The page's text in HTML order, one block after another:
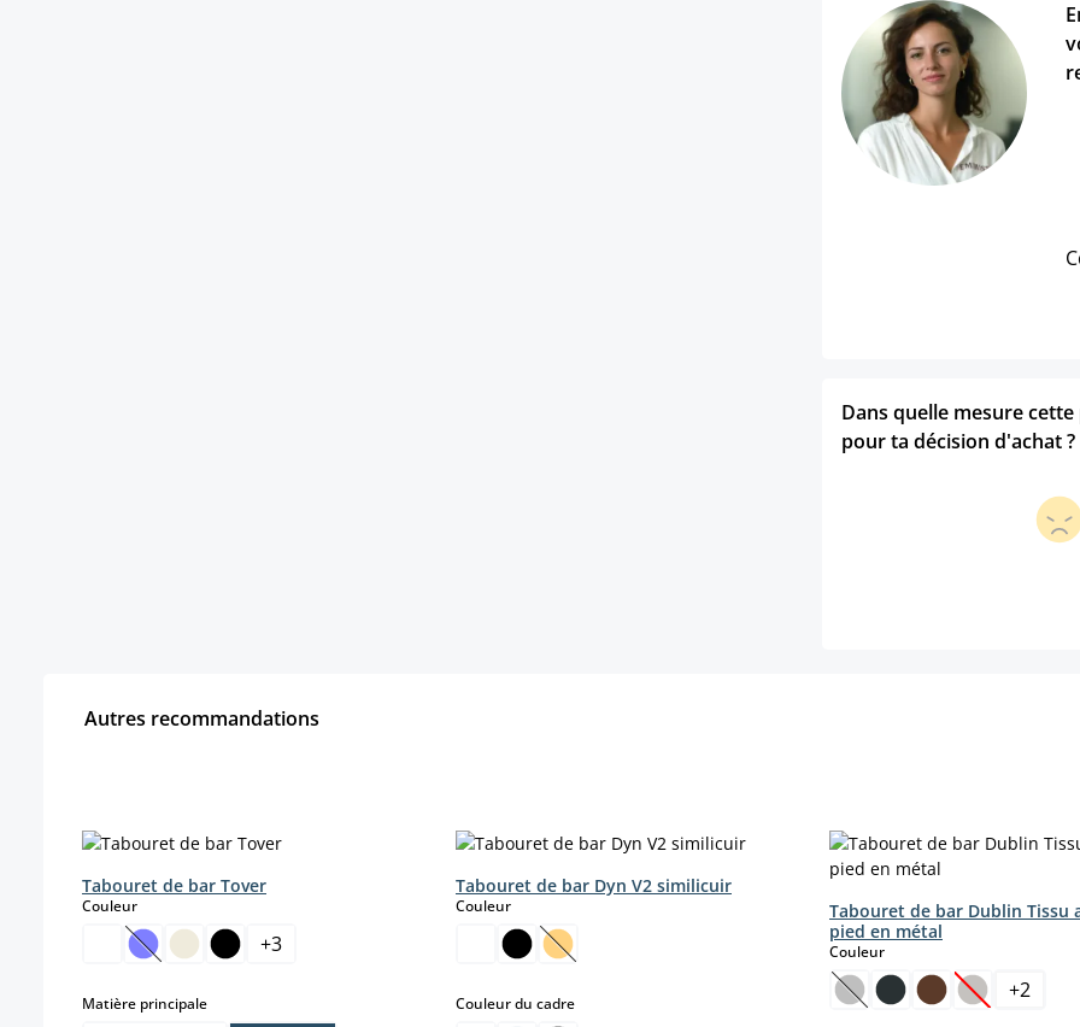
Dans quelle mesure
pour ta décision d'achat ?
Autres recommandations
Tabouret de bar Tover
Couleurselect
(Cette option n'est pas disponible pour le moment.)
+3
Matière principaleselect
Tabouret de bar Dyn V2 similicuir
Couleurselect
(Cette option n'est pas disponible pour le moment.)
Couleur du cadreselect
Tabouret de bar Dublin Tissu
pied en métal
Couleurselect
(Cette option n'est pas
(Cette option
+2